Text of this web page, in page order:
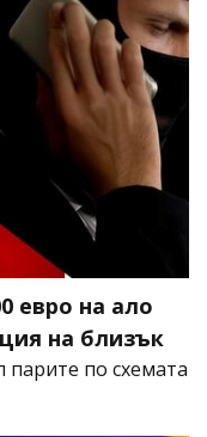
евро на ало
на близък
парите по схемата